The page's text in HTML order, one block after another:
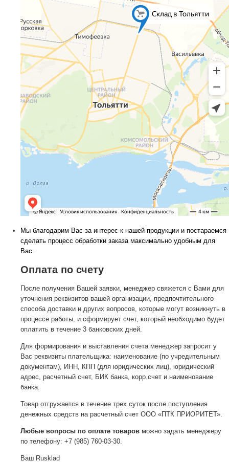
Мы благодарим Вас за интерес к нашей продукции и постараемся
сделать процесс обработки заказа максимально удобным для
Вас.
Оплата по счету
После получения Вашей заявки, менеджер свяжется с Вами для
уточнения реквизитов вашей организации, предпочтительного
способа доставки и других вопросов, которые могут возникнуть в
процессе работы, и сформирует счет, который необходимо будет
оплатить в течение 3 банковских дней.
Для формирования и выставления счета менеджер запросит у
Вас реквизиты плательщика: наименование (по учредительным
документам), ИНН, КПП (для юридических лиц), юридический
адрес, расчетный счет, БИК банка, корр.счет и наименование
банка.
Товар отгружается в течение трех суток после поступления
денежных средств на расчетный счет ООО «ПТК ПРИОРИТЕТ».
Любые вопросы по оплате товаров можно задать менеджеру
по телефону: +7 (985) 760-03-30.
Ваш Rusklad